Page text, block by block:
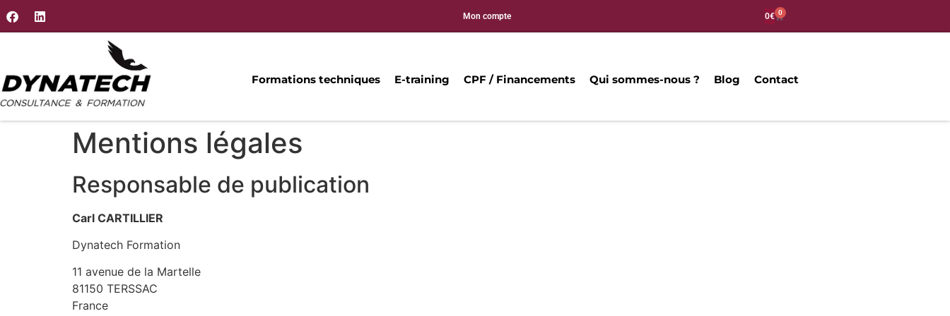
Mon compte 0€ 0
Formations techniques E-training CPF / Financements Qui sommes-nous ? Blog Contact
Mentions légales
Responsable de publication
Carl CARTILLIER
Dynatech Formation
11 avenue de la Martelle
81150 TERSSAC
France